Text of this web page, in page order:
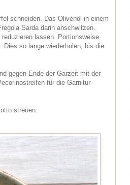
schneiden. Das Olivenöl in einem
Sarda darin anschwitzen.
lassen. Portionsweise
Dies so lange wiederholen, bis die
gegen Ende der Garzeit mit der
für die Garnitur
streuen.